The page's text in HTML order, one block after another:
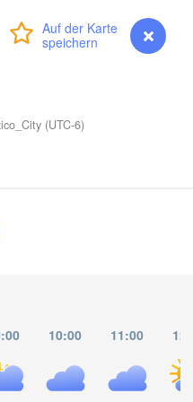
myVentusky Vorhersage
(UTC-6)
10:00 11:00
Clara
Lucie